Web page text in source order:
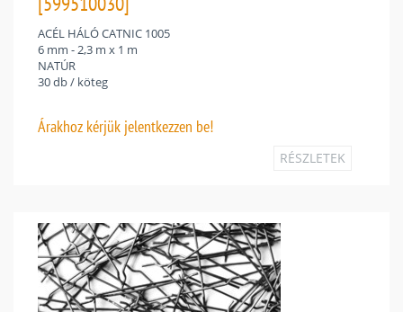
ACÉL HÁLÓ CATNIC 1005
6 mm - 2,3 m x 1 m
NATÚR
30 db / köteg
Árakhoz kérjük jelentkezzen be!
RÉSZLETEK